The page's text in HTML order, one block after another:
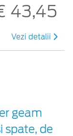
43,45
Vezi detalii
geam
spate, de